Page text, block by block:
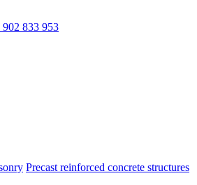
902 833 953
Precast reinforced concrete structures